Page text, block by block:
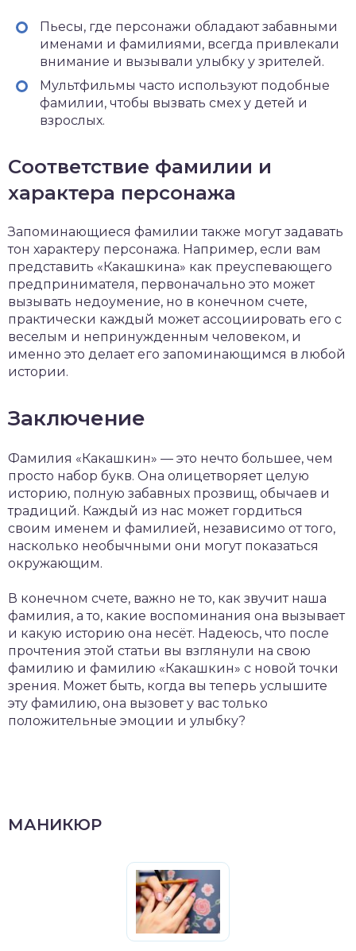
Пьесы, где персонажи обладают забавными
именами и фамилиями, всегда привлекали
внимание и вызывали улыбку у зрителей.
Мультфильмы часто используют подобные
фамилии, чтобы вызвать смех у детей и
взрослых.
Соответствие фамилии и
характера персонажа
Запоминающиеся фамилии также могут задавать
тон характеру персонажа. Например, если вам
представить «Какашкина» как преуспевающего
предпринимателя, первоначально это может
вызывать недоумение, но в конечном счете,
практически каждый может ассоциировать его с
веселым и непринужденным человеком, и
именно это делает его запоминающимся в любой
истории.
Заключение
Фамилия «Какашкин» — это нечто большее, чем
просто набор букв. Она олицетворяет целую
историю, полную забавных прозвищ, обычаев и
традиций. Каждый из нас может гордиться
своим именем и фамилией, независимо от того,
насколько необычными они могут показаться
окружающим.
В конечном счете, важно не то, как звучит наша
фамилия, а то, какие воспоминания она вызывает
и какую историю она несёт. Надеюсь, что после
прочтения этой статьи вы взглянули на свою
фамилию и фамилию «Какашкин» с новой точки
зрения. Может быть, когда вы теперь услышите
эту фамилию, она вызовет у вас только
положительные эмоции и улыбку?
МАНИКЮР